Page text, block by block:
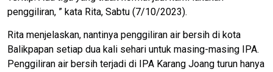
penggiliran, ” kata Rita, Sabtu (7/10/2023).
Rita menjelaskan, nantinya penggiliran air bersih di kota
Balikpapan setiap dua kali sehari untuk masing-masing IPA.
Penggiliran air bersih terjadi di IPA Karang Joang turun hanya